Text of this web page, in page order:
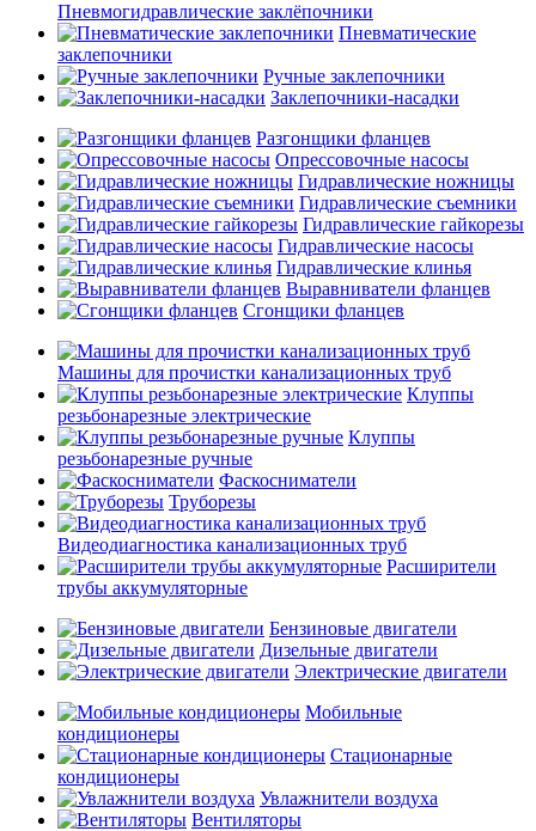
Пневмогидравлические заклёпочники
Пневматические
заклепочники
Ручные заклепочники
Заклепочники-насадки
Разгонщики фланцев
Опрессовочные насосы
Гидравлические ножницы
Гидравлические съемники
Гидравлические гайкорезы
Гидравлические насосы
Гидравлические клинья
Выравниватели фланцев
Сгонщики фланцев
Машины для прочистки канализационных труб
Клуппы
резьбонарезные электрические
Клуппы
резьбонарезные ручные
Фаскосниматели
Труборезы
Видеодиагностика канализационных труб
Расширители
трубы аккумуляторные
Бензиновые двигатели
Дизельные двигатели
Электрические двигатели
Мобильные
кондиционеры
Стационарные
кондиционеры
Увлажнители воздуха
Вентиляторы